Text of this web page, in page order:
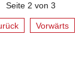
Seite 2 von 3
Vorwärts